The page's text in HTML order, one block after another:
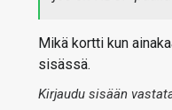
Mikä kortti kun
sisässä.
Kirjaudu sisään